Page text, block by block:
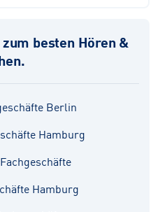
besten Hören &
Berlin
Hamburg
Hamburg